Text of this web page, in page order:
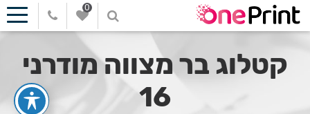
0
קטלוג בר מצווה מודרני
16